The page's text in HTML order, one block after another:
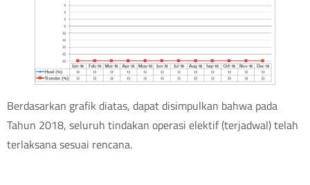
Berdasarkan grafik diatas, dapat disimpulkan bahwa pada
Tahun 2018, seluruh tindakan operasi elektif (terjadwal) telah
terlaksana sesuai rencana.